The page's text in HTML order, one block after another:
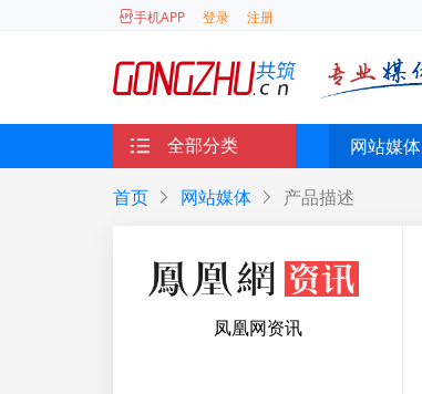
手机APP 登录 注册
全部分类 网站媒体
首页 网站媒体 产品描述
凤凰网资讯